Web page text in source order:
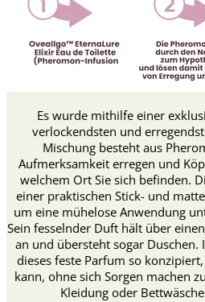
Es wurde mithilfe einer
verlockendsten und
Mischung besteht aus
Aufmerksamkeit erregen und
welchem Ort Sie sich befinden.
einer praktischen Stick- und
um eine mühelose Anwendung
Sein fesselnder Duft hält über
an und übersteht sogar Duschen.
dieses feste Parfum so
kann, ohne sich Sorgen machen
Kleidung oder